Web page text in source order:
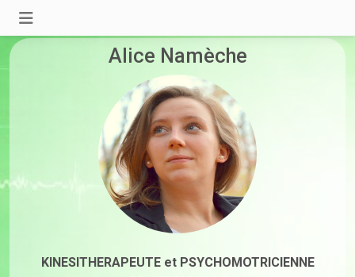
Alice Namèche
KINESITHERAPEUTE et PSYCHOMOTRICIENNE